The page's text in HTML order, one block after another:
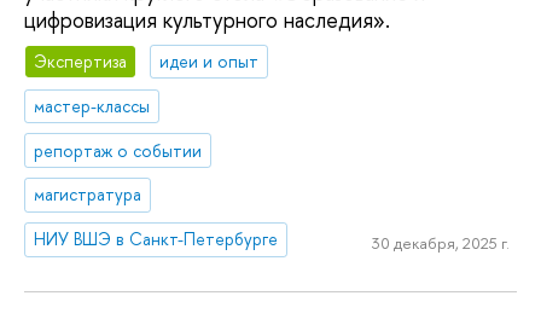
цифровизация культурного наследия».
Экспертиза
идеи и опыт
мастер-классы
репортаж о событии
магистратура
НИУ ВШЭ в Санкт-Петербурге
30 декабря, 2025 г.